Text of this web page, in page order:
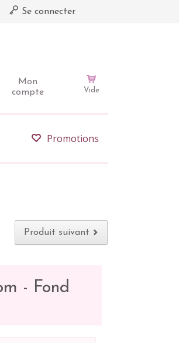
Se connecter
Mon
compte
Vide
Promotions
Produit suivant
- Fond